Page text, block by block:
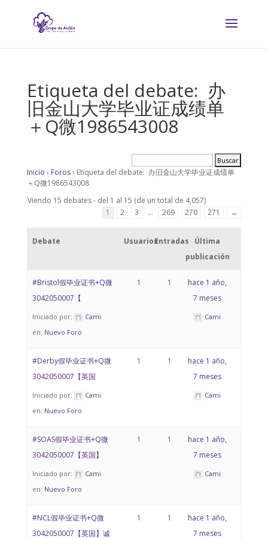
Etiqueta del debate: 办
旧金山大学毕业证成绩单
＋Q微1986543008
Inicio › Foros› Etiqueta del debate: 办旧金山大学毕业证成绩单
＋Q微1986543008
Viendo 15 debates - del 1 al 15 (de un total de 4,057)
1
2 3 … 269 270 271 →
Debate UsuariosEntradas
Última
publicación
#Bristol假毕业证书+Q微
3042050007【
Iniciado por:
Cami
en: Nuevo Foro
1 1
hace 1 año,
7 meses
Cami
#Derby假毕业证书+Q微
3042050007【英国
Iniciado por:
Cami
en: Nuevo Foro
1 1
hace 1 año,
7 meses
Cami
#SOAS假毕业证书+Q微
3042050007【英国】
Iniciado por:
Cami
en: Nuevo Foro
1 1
hace 1 año,
7 meses
Cami
#NCL假毕业证书+Q微
3042050007【英国】诚
1 1
hace 1 año,
7 meses